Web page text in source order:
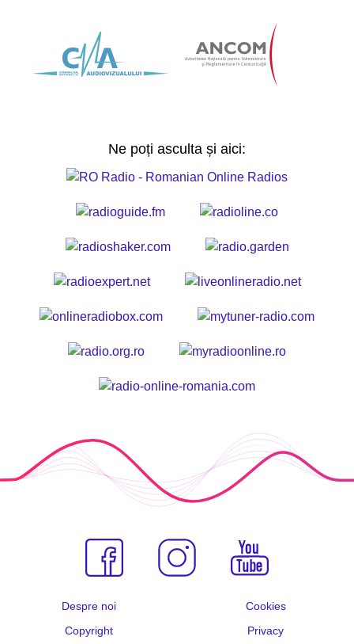
Ne poți asculta și aici:
Despre noi
Cookies
Copyright
Privacy